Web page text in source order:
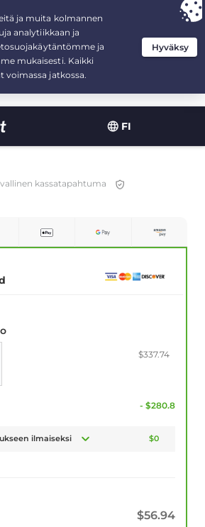
FI
Dealfor 2.1666666666667-years at $
/month
kassatapahtuma
$337.74
- $280.8
ilmaiseksi $0
$56.94